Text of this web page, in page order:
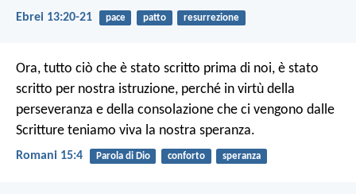
Ebrei 13:20-21 pace patto resurrezione
Ora, tutto ciò che è stato scritto prima di noi, è stato
scritto per nostra istruzione, perché in virtù della
perseveranza e della consolazione che ci vengono dalle
Scritture teniamo viva la nostra speranza.
Romani 15:4 Parola di Dio conforto speranza